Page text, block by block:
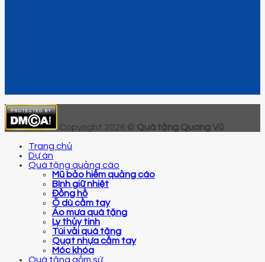
Copyright 2026 © Quà tặng Quang Vũ
Trang chủ
Dự án
Quà tặng quảng cáo
Mũ bảo hiểm quảng cáo
Bình giữ nhiệt
Đồng hồ
Ô dù cầm tay
Áo mưa quà tặng
Ly thủy tinh
Túi vải quà tặng
Quạt nhựa cầm tay
Móc khóa
Quà tặng gốm sứ